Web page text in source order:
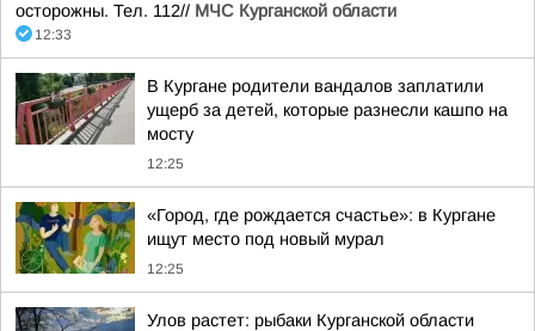
осторожны. Тел. 112// МЧС Курганской области
12:33
В Кургане родители вандалов заплатили
ущерб за детей, которые разнесли кашпо на
мосту
12:25
«Город, где рождается счастье»: в Кургане
ищут место под новый мурал
12:25
Улов растет: рыбаки Курганской области